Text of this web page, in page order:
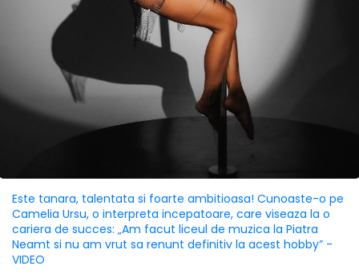
Este tanara, talentata si foarte ambitioasa! Cunoaste-o pe
Camelia Ursu, o interpreta incepatoare, care viseaza la o
cariera de succes: „Am facut liceul de muzica la Piatra
Neamt si nu am vrut sa renunt definitiv la acest hobby” -
VIDEO